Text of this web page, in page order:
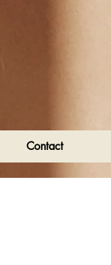
Contact